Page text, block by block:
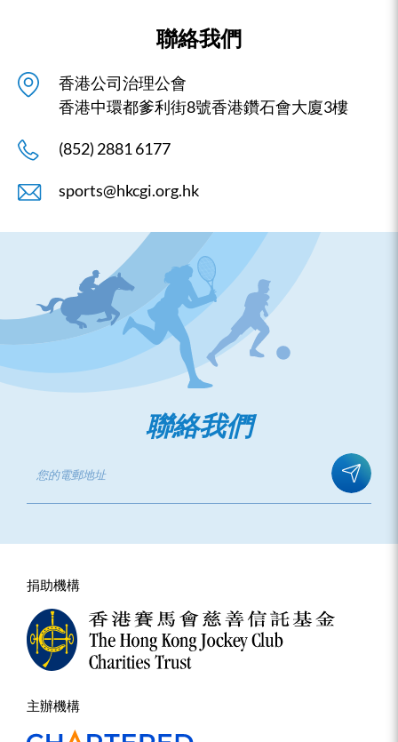
聯絡我們
香港公司治理公會
香港中環都爹利街8號香港鑽石會大廈3樓
(852) 2881 6177
sports@hkcgi.org.hk
聯絡我們
捐助機構
主辦機構